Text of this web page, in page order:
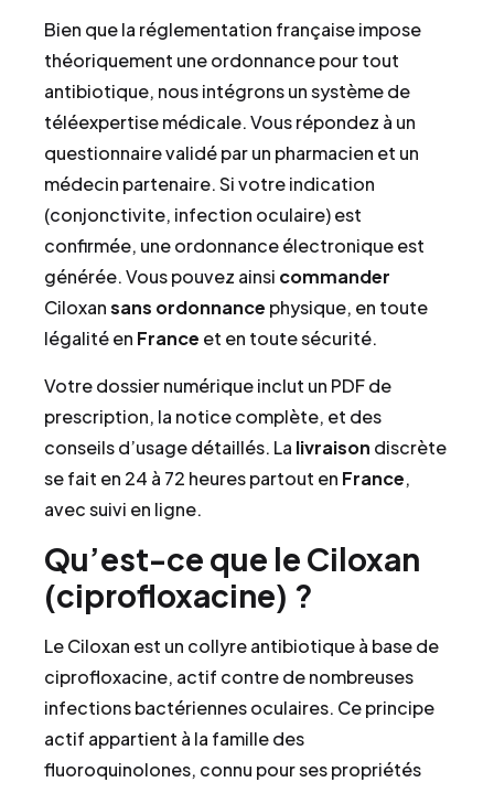
Bien que la réglementation française impose
théoriquement une ordonnance pour tout
antibiotique, nous intégrons un système de
téléexpertise médicale. Vous répondez à un
questionnaire validé par un pharmacien et un
médecin partenaire. Si votre indication
(conjonctivite, infection oculaire) est
confirmée, une ordonnance électronique est
générée. Vous pouvez ainsi commander
Ciloxansans ordonnance physique, en toute
légalité en France et en toute sécurité.
Votre dossier numérique inclut un PDF de
prescription, la notice complète, et des
conseils d’usage détaillés. La livraison discrète
se fait en 24 à 72 heures partout en France,
avec suivi en ligne.
Qu’est-ce que le Ciloxan
(ciprofloxacine) ?
Le Ciloxan est un collyre antibiotique à base de
ciprofloxacine, actif contre de nombreuses
infections bactériennes oculaires. Ce principe
actif appartient à la famille des
fluoroquinolones, connu pour ses propriétés